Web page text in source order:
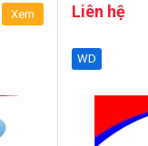
Xem Liên hệ
WD